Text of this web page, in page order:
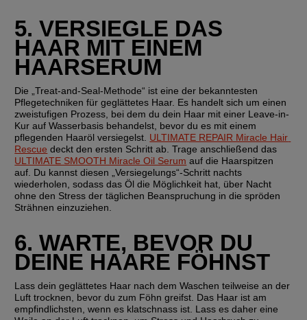
5. VERSIEGLE DAS
HAAR MIT EINEM
HAARSERUM
Die „Treat-and-Seal-Methode“ ist eine der bekanntesten
Pflegetechniken für geglättetes Haar. Es handelt sich um einen
zweistufigen Prozess, bei dem du dein Haar mit einer Leave-in-
Kur auf Wasserbasis behandelst, bevor du es mit einem
pflegenden Haaröl versiegelst. ULTIMATE REPAIR Miracle Hair
Rescue
ULTIMATE SMOOTH Miracle Oil Serum auf die Haarspitzen
auf. Du kannst diesen „Versiegelungs“-Schritt nachts
wiederholen, sodass das Öl die Möglichkeit hat, über Nacht
ohne den Stress der täglichen Beanspruchung in die spröden
Strähnen einzuziehen.
6. WARTE, BEVOR DU
DEINE HAARE FÖHNST
Lass dein geglättetes Haar nach dem Waschen teilweise an der
Luft trocknen, bevor du zum Föhn greifst. Das Haar ist am
empfindlichsten, wenn es klatschnass ist. Lass es daher eine